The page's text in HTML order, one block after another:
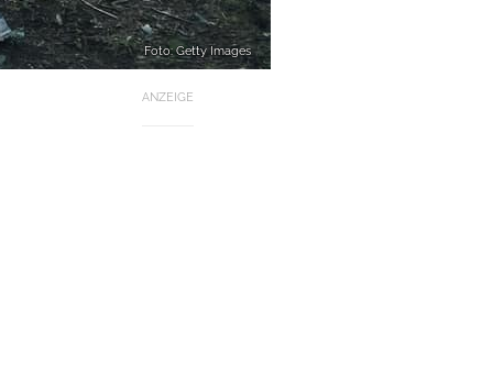
Foto: Getty Images
ANZEIGE